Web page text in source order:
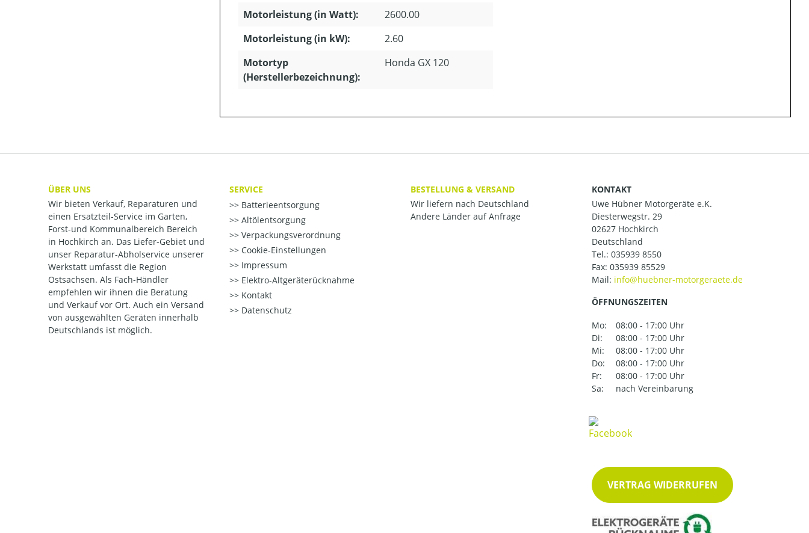
Motorleistung (in Watt):
2600.00
Motorleistung (in kW):
2.60
Motortyp
(Herstellerbezeichnung):
Honda GX 120
ÜBER UNS
Wir bieten Verkauf, Reparaturen und
einen Ersatzteil-Service im Garten,
Forst-und Kommunalbereich Bereich
in Hochkirch an. Das Liefer-Gebiet und
unser Reparatur-Abholservice unserer
Werkstatt umfasst die Region
Ostsachsen. Als Fach-Händler
empfehlen wir ihnen die Beratung
und Verkauf vor Ort. Auch ein Versand
von ausgewählten Geräten innerhalb
Deutschlands ist möglich.
SERVICE
Batterieentsorgung
Altölentsorgung
Verpackungsverordnung
Cookie-Einstellungen
Impressum
Elektro-Altgeräterücknahme
Kontakt
Datenschutz
BESTELLUNG & VERSAND
Wir liefern nach Deutschland
Andere Länder auf Anfrage
KONTAKT
Uwe Hübner Motorgeräte e.K.
Diesterwegstr. 29
02627 Hochkirch
Deutschland
Tel.: 035939 8550
Fax: 035939 85529
Mail:
ÖFFNUNGSZEITEN
Mo:
08:00 - 17:00 Uhr
Di:
08:00 - 17:00 Uhr
Mi:
08:00 - 17:00 Uhr
Do:
08:00 - 17:00 Uhr
Fr:
08:00 - 17:00 Uhr
Sa:
nach Vereinbarung
VERTRAG WIDERRUFEN